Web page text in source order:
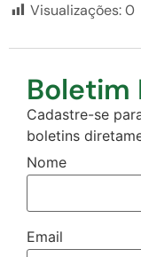
Visualizações:0
Boletim
Cadastre-se
boletins
Nome
Email